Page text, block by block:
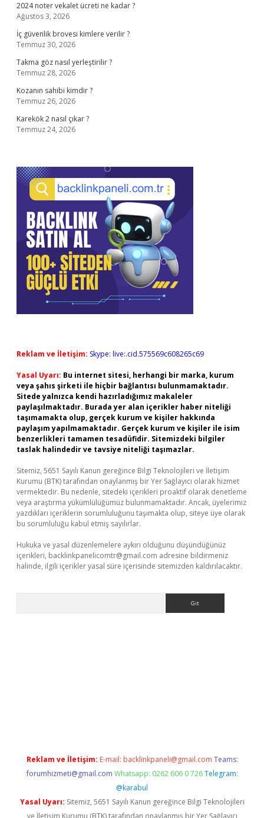
2024 noter vekalet ücreti ne kadar ?
Ağustos 3, 2026
İç güvenlik brovesi kimlere verilir ?
Temmuz 30, 2026
Takma göz nasıl yerleştirilir ?
Temmuz 28, 2026
Kozanın sahibi kimdir ?
Temmuz 26, 2026
Karekök 2 nasıl çıkar ?
Temmuz 24, 2026
Reklam ve İletişim: Skype: live:.cid.575569c608265c69
Yasal Uyarı: Bu internet sitesi, herhangi bir marka, kurum
veya şahıs şirketi ile hiçbir bağlantısı bulunmamaktadır.
Sitede yalnızca kendi hazırladığımız makaleler
paylaşılmaktadır. Burada yer alan içerikler haber niteliği
taşımamakta olup, gerçek kurum ve kişiler hakkında
paylaşım yapılmamaktadır. Gerçek kurum ve kişiler ile isim
benzerlikleri tamamen tesadüfidir. Sitemizdeki bilgiler
taslak halindedir ve tavsiye niteliği taşımazlar.
Sitemiz, 5651 Sayılı Kanun gereğince Bilgi Teknolojileri ve İletişim
Kurumu (BTK) tarafından onaylanmış bir Yer Sağlayıcı olarak hizmet
vermektedir. Bu nedenle, sitedeki içerikleri proaktif olarak denetleme
veya araştırma yükümlülüğümüz bulunmamaktadır. Ancak, üyelerimiz
yazdıkları içeriklerin sorumluluğunu taşımakta olup, siteye üye olarak
bu sorumluluğu kabul etmiş sayılırlar.
Hukuka ve yasal düzenlemelere aykırı olduğunu düşündüğünüz
içerikleri, backlinkpanelicomtr@gmail.com adresine bildirmeniz
halinde, ilgili içerikler yasal süre içerisinde sitemizden kaldırılacaktır.
Reklam ve İletişim: E-mail: backlinkpaneli@gmail.com Teams:
forumhizmeti@gmail.com Whatsapp: 0262 606 0 726 Telegram:
@karabul
Yasal Uyarı: Sitemiz, 5651 Sayılı Kanun gereğince Bilgi Teknolojileri
ve İletişim Kurumu (BTK) tarafından onaylanmış bir Yer Sağlayıcı